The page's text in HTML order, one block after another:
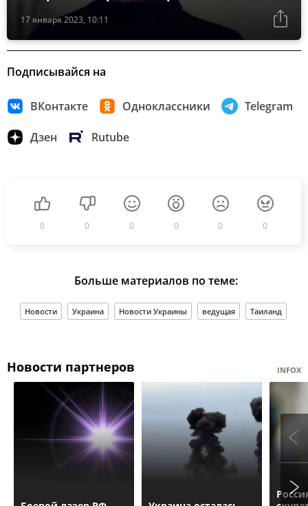
17 января 2023, 10:11
Подписывайся на
ВКонтакте Одноклассники Telegram
Дзен Rutube
0 0 0 0 0 0
Больше материалов по теме:
Новости Украина Новости Украины ведущая Таиланд
Новости партнеров INFOX